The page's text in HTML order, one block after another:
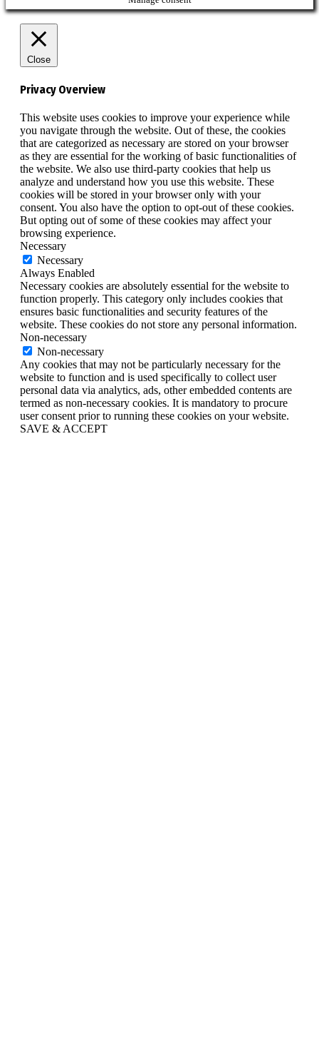
Close
Privacy Overview
This website uses cookies to improve your experience while
you navigate through the website. Out of these, the cookies
that are categorized as necessary are stored on your browser
as they are essential for the working of basic functionalities of
the website. We also use third-party cookies that help us
analyze and understand how you use this website. These
cookies will be stored in your browser only with your
consent. You also have the option to opt-out of these cookies.
But opting out of some of these cookies may affect your
browsing experience.
Necessary
Necessary
Always Enabled
Necessary cookies are absolutely essential for the website to
function properly. This category only includes cookies that
ensures basic functionalities and security features of the
website. These cookies do not store any personal information.
Non-necessary
Non-necessary
Any cookies that may not be particularly necessary for the
website to function and is used specifically to collect user
personal data via analytics, ads, other embedded contents are
termed as non-necessary cookies. It is mandatory to procure
user consent prior to running these cookies on your website.
SAVE & ACCEPT